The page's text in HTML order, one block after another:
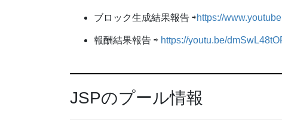
ブロック生成結果報告 ⇨https://
報酬結果報告 ⇨ https://youtu.be/
JSPのプール情報